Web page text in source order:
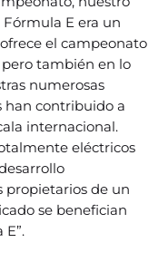
E era un
el campeonato
pero también en lo
numerosas
han contribuido a
internacional.
eléctricos
propietarios de un
se benefician